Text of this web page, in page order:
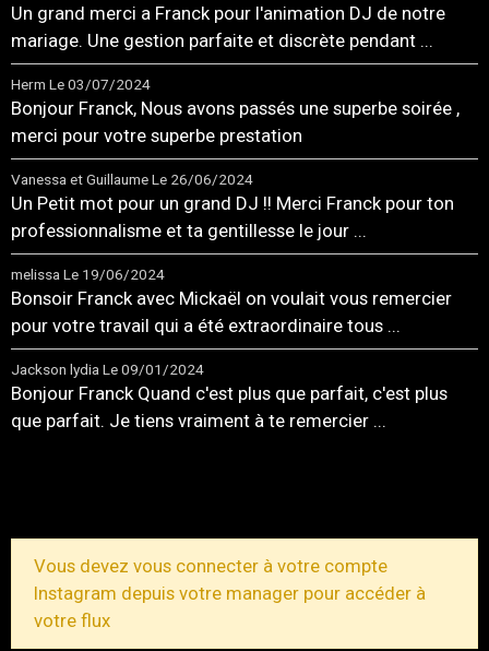
Un grand merci a Franck pour l'animation DJ de notre
mariage. Une gestion parfaite et discrète pendant ...
Herm Le 03/07/2024
Bonjour Franck, Nous avons passés une superbe soirée ,
merci pour votre superbe prestation
Vanessa et GuillaumeLe 26/06/2024
Un Petit mot pour un grand DJ !! Merci Franck pour ton
professionnalisme et ta gentillesse le jour ...
melissaLe 19/06/2024
Bonsoir Franck avec Mickaël on voulait vous remercier
pour votre travail qui a été extraordinaire tous ...
Jackson lydiaLe 09/01/2024
Bonjour Franck Quand c'est plus que parfait, c'est plus
que parfait. Je tiens vraiment à te remercier ...
Vous devez vous connecter à votre compte
Instagram depuis votre manager pour accéder à
votre flux